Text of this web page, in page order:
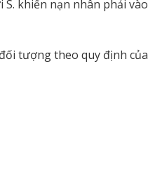
khiến nạn nhân phải vào
tượng theo quy định của